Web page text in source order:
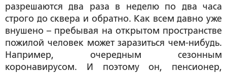
разрешаются два раза в неделю по два часа
строго до сквера и обратно. Как всем давно уже
внушено – пребывая на открытом пространстве
пожилой человек может заразиться чем-нибудь.
Например, очередным сезонным
коронавирусом. И поэтому он, пенсионер,